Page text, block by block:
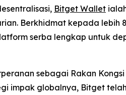
Bitget Wallet
Berkhidmat kepada lebih
serba lengkap untuk
sebagai Rakan
impak globalnya, Bitget